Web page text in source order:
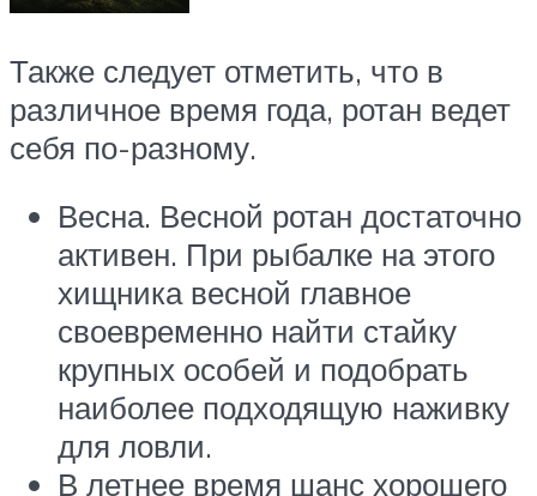
Также следует отметить, что в
различное время года, ротан ведет
себя по-разному.
Весна. Весной ротан достаточно
активен. При рыбалке на этого
хищника весной главное
своевременно найти стайку
крупных особей и подобрать
наиболее подходящую наживку
для ловли.
В летнее время шанс хорошего